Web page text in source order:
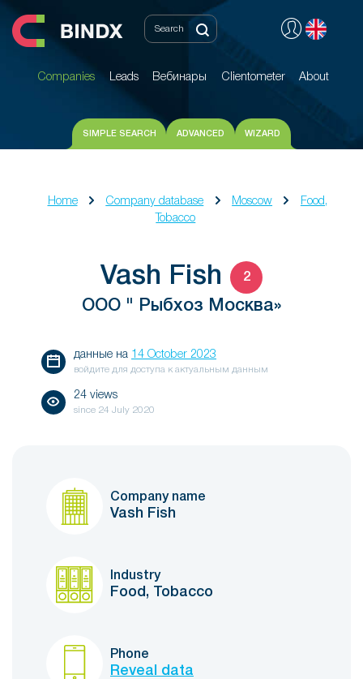
Companies Leads Вебинары Clientometer About
Companies Leads Вебинары Clientometer About
SIMPLE SEARCH ADVANCED WIZARD
Home Company database Moscow
Food,
Tobacco
Vash Fish 2
ООО " Рыбхоз Москва»
данные на 14 October 2023
войдите для доступа к актуальным данным
24 views
since 24 July 2020
Company name
Vash Fish
Industry
Food, Tobacco
Phone
Reveal data